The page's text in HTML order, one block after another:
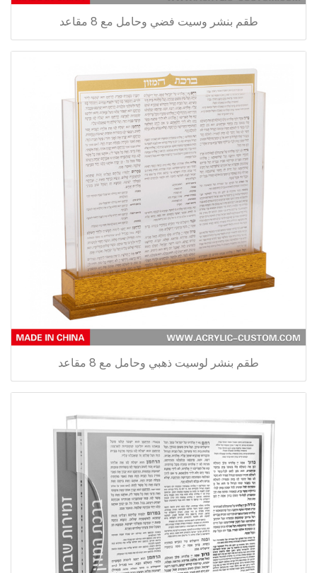
طقم بنشر وسيت فضي وحامل مع 8 مقاعد
طقم بنشر لوسيت ذهبي وحامل مع 8 مقاعد